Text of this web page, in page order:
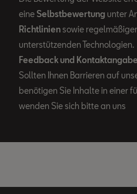
eine Selbstbewertung unter
Richtliniensowie
unterstützenden Technologien.
Feedback und
Sollten Ihnen Barrieren auf
benötigen Sie Inhalte in einer
wenden Sie sich bitte an uns